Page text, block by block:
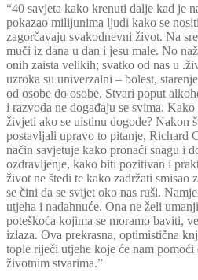
“40 savjeta kako krenuti dalje kad je
pokazao milijunima ljudi kako se
zagorčavaju svakodnevni život. Na
muči iz dana u dan i jesu male. No
onih zaista velikih; svatko od nas u
uzroka su univerzalni – bolest,
od osobe do osobe. Stvari poput
i razvoda ne događaju se svima.
živjeti ako se uistinu dogode? Nakon
postavljali upravo to pitanje, Richard
način savjetuje kako pronaći snagu i
ozdravljenje, kako biti pozitivan i
život ne štedi te kako zadržati smisao
se čini da se svijet oko nas ruši.
utjeha i nadahnuće. Ona ne želi
poteškoća kojima se moramo baviti,
izlaza. Ova prekrasna, optimistična
tople riječi utjehe koje će nam
životnim stvarima.”